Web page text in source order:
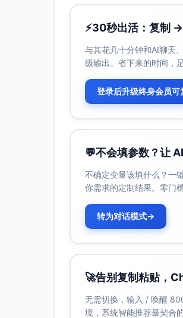
M1（第1周末）：
M2（第2周末）：
明确）
M3（第3周末）：
M4（第4周末）：
行动项：
后端：三渠道
射）、分配策略
时长、会话量、
前端：坐席工作
户与角色）、本
测试：接口契约
10、消息峰值每
可观测性：消息
PM：范围控制（
定价与开通：免
二）。
⚡30秒出活：复制
与其花几十分钟和AI聊天
级输出。省下来的时间，
登录后升级终身会员可
💬不会填参数？让
不确定变量该填什么？一
你需求的定制结果。零门
转为对话模式→
🚀告别复制粘贴，
无需切换，输入 / 唤醒
境，系统智能推荐最契合